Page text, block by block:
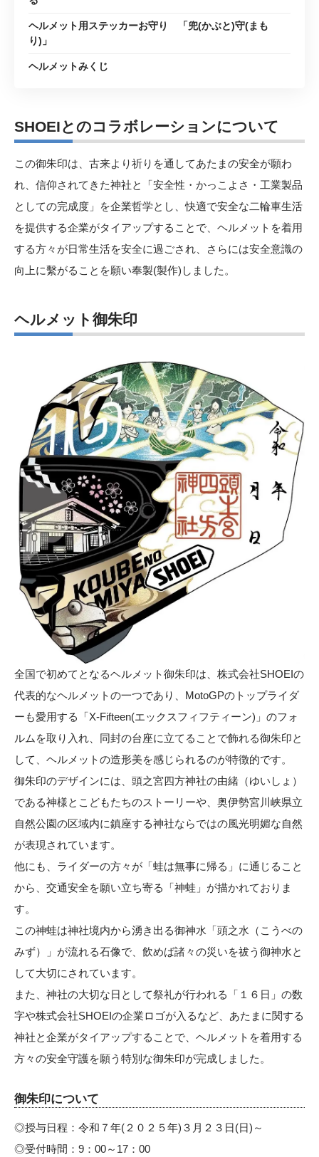
ヘルメット用ステッカーお守り 「兜(かぶと)守(まも
り)」
ヘルメットみくじ
SHOEIとのコラボレーションについて
この御朱印は、古来より祈りを通してあたまの安全が願わ
れ、信仰されてきた神社と「安全性・かっこよさ・工業製品
としての完成度」を企業哲学とし、快適で安全な二輪車生活
を提供する企業がタイアップすることで、ヘルメットを着用
する方々が日常生活を安全に過ごされ、さらには安全意識の
向上に繫がることを願い奉製(製作)しました。
ヘルメット御朱印
全国で初めてとなるヘルメット御朱印は、株式会社SHOEIの
代表的なヘルメットの一つであり、MotoGPのトップライダ
ーも愛用する「X-Fifteen(エックスフィフティーン)」のフォ
ルムを取り入れ、同封の台座に立てることで飾れる御朱印と
して、ヘルメットの造形美を感じられるのが特徴的です。
御朱印のデザインには、頭之宮四方神社の由緒（ゆいしょ）
である神様とこどもたちのストーリーや、奥伊勢宮川峡県立
自然公園の区域内に鎮座する神社ならではの風光明媚な自然
が表現されています。
他にも、ライダーの方々が「蛙は無事に帰る」に通じること
から、交通安全を願い立ち寄る「神蛙」が描かれておりま
す。
この神蛙は神社境内から湧き出る御神水「頭之水（こうべの
みず）」が流れる石像で、飲めば諸々の災いを祓う御神水と
して大切にされています。
また、神社の大切な日として祭礼が行われる「１６日」の数
字や株式会社SHOEIの企業ロゴが入るなど、あたまに関する
神社と企業がタイアップすることで、ヘルメットを着用する
方々の安全守護を願う特別な御朱印が完成しました。
御朱印について
◎授与日程：令和７年(２０２５年)３月２３日(日)～
◎受付時間：9：00～17：00